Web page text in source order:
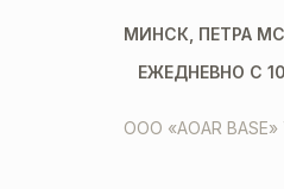
ООО «AOAR BASE»
МИНСК, ПЕТРА
ЕЖЕДНЕВНО С